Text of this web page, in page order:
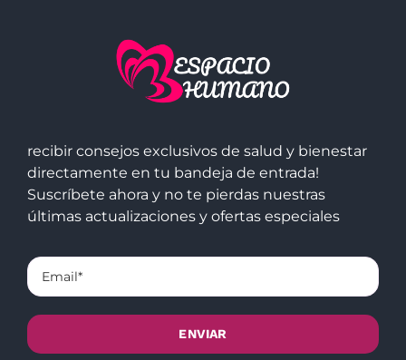
recibir consejos exclusivos de salud y bienestar
directamente en tu bandeja de entrada!
Suscríbete ahora y no te pierdas nuestras
últimas actualizaciones y ofertas especiales